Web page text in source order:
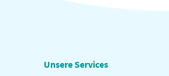
Unsere Services